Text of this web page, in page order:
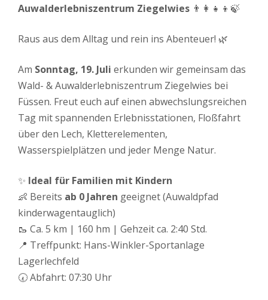
Auwalderlebniszentrum Ziegelwies 👨‍👩‍👧‍👦🍃
Raus aus dem Alltag und rein ins Abenteuer! 🌿
Am Sonntag, 19. Juli erkunden wir gemeinsam das
Wald- & Auwalderlebniszentrum Ziegelwies bei
Füssen. Freut euch auf einen abwechslungsreichen
Tag mit spannenden Erlebnisstationen, Floßfahrt
über den Lech, Kletterelementen,
Wasserspielplätzen und jeder Menge Natur.
✨ Ideal für Familien mit Kindern
👶 Bereits ab 0 Jahren geeignet (Auwaldpfad
kinderwagentauglich)
🥾 Ca. 5 km | 160 hm | Gehzeit ca. 2:40 Std.
📍 Treffpunkt: Hans-Winkler-Sportanlage
Lagerlechfeld
🕢 Abfahrt: 07:30 Uhr